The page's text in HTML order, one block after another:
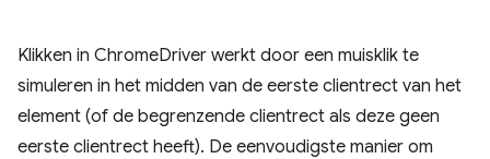
Klikken in ChromeDriver werkt door een muisklik te
simuleren in het midden van de eerste clientrect van het
element (of de begrenzende clientrect als deze geen
eerste clientrect heeft). De eenvoudigste manier om